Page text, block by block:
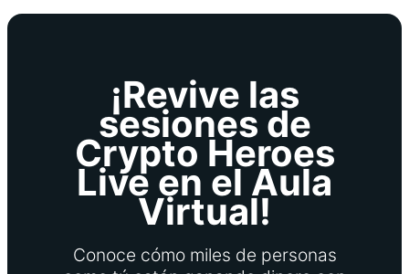
¡Revive las
sesiones de
Crypto Heroes
Live en el Aula
Virtual!
Conoce cómo miles de personas